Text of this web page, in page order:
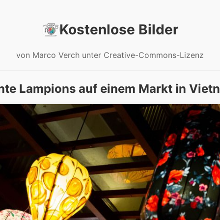
Kostenlose Bilder
von Marco Verch unter Creative-Commons-Lizenz
Lampions auf einem Markt in